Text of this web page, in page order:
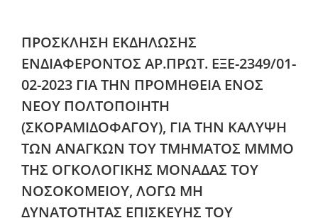
ΠΡΟΣΚΛΗΣΗ ΕΚΔΗΛΩΣΗΣ
ΕΝΔΙΑΦΕΡΟΝΤΟΣ AΡ.ΠΡΩΤ. ΕΞΕ-2349/01-
02-2023 ΓΙΑ ΤΗΝ ΠΡΟΜΗΘΕΙΑ ΕΝΟΣ
ΝΕΟΥ ΠΟΛΤΟΠΟΙΗΤΗ
(ΣΚΟΡΑΜΙΔΟΦΑΓΟΥ), ΓΙΑ ΤΗΝ ΚΑΛΥΨΗ
ΤΩΝ ΑΝΑΓΚΩΝ ΤΟΥ ΤΜΗΜΑΤΟΣ ΜΜΜΟ
ΤΗΣ ΟΓΚΟΛΟΓΙΚΗΣ ΜΟΝΑΔΑΣ ΤΟΥ
ΝΟΣΟΚΟΜΕΙΟΥ, ΛΟΓΩ ΜΗ
ΔΥΝΑΤΟΤΗΤΑΣ ΕΠΙΣΚΕΥΗΣ ΤΟΥ